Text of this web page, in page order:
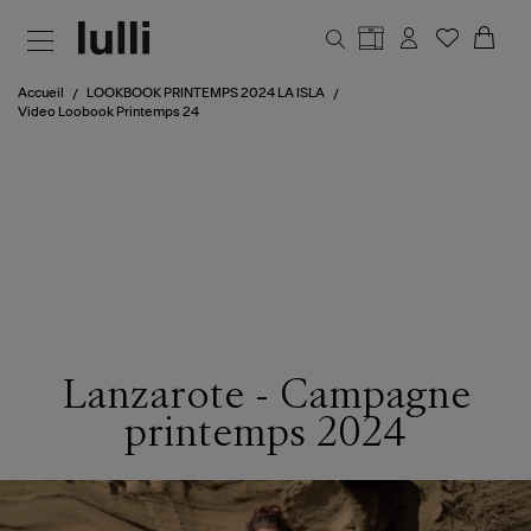
Accueil
LOOKBOOK PRINTEMPS 2024 LA ISLA
Video Loobook Printemps 24
Lanzarote - Campagne
printemps 2024